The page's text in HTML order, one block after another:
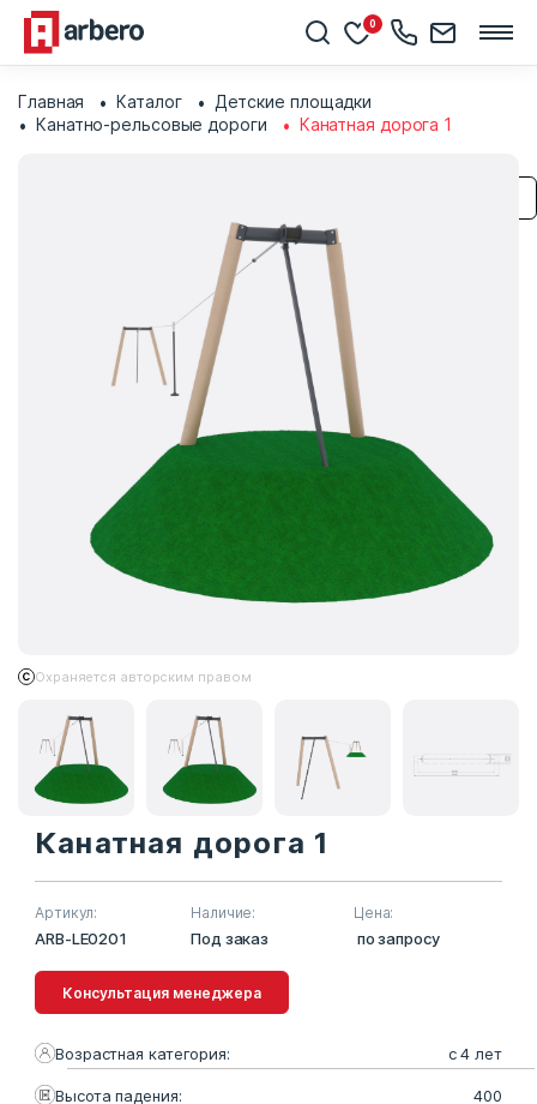
0
Главная Каталог
Детские площадки
Канатно-рельсовые дороги
Канатная дорога 1
Охраняется авторским правом
Канатная дорога 1
Артикул:
ARB-LE0201
Наличие:
Под заказ
Цена:
по запросу
Консультация менеджера
Возрастная категория: с 4 лет
Высота падения: 400